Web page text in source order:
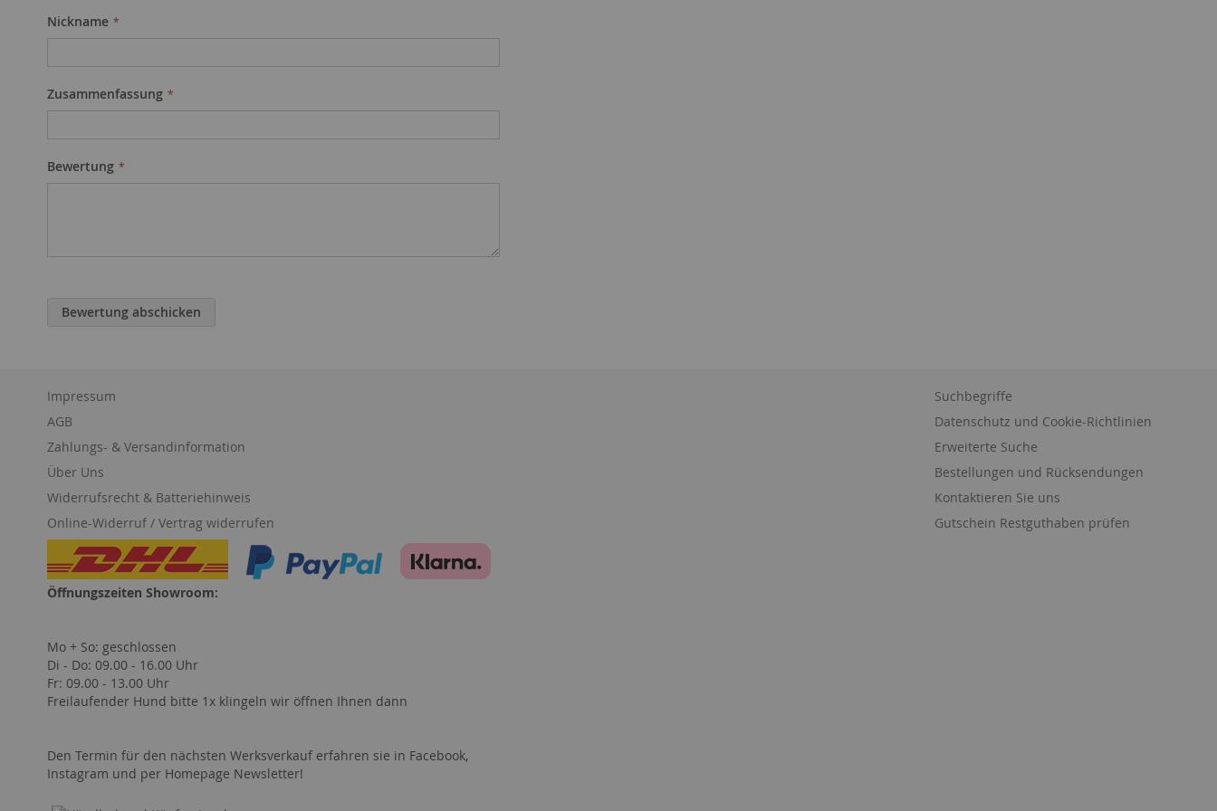
Nickname
Zusammenfassung
Bewertung
Bewertung abschicken
Impressum
AGB
Zahlungs- & Versandinformation
Über Uns
Widerrufsrecht & Batteriehinweis
Online-Widerruf / Vertrag widerrufen
Öffnungszeiten Showroom:
Mo + So: geschlossen
Di - Do: 09.00 - 16.00 Uhr
Fr: 09.00 - 13.00 Uhr
Freilaufender Hund bitte 1x klingeln wir öffnen Ihnen dann
Den Termin für den nächsten Werksverkauf erfahren sie in Facebook,
Instagram und per Homepage Newsletter!
Suchbegriffe
Datenschutz und Cookie-Richtlinien
Erweiterte Suche
Bestellungen und Rücksendungen
Kontaktieren Sie uns
Gutschein Restguthaben prüfen